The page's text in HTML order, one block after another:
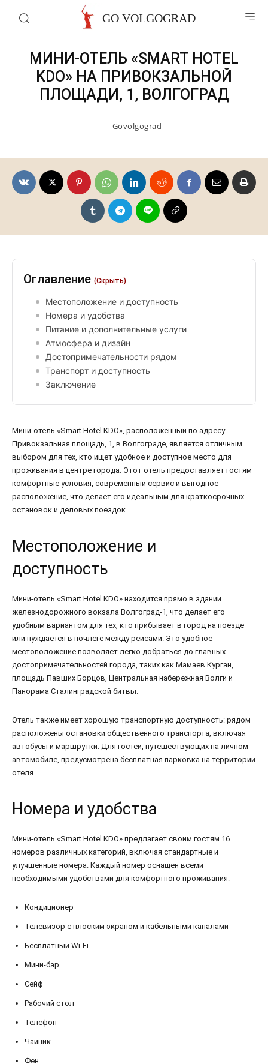
GO VOLGOGRAD
Отели волгограда
МИНИ-ОТЕЛЬ «SMART HOTEL
KDO» НА ПРИВОКЗАЛЬНОЙ
ПЛОЩАДИ, 1, ВОЛГОГРАД
Govolgograd
Оглавление (Скрыть)
Местоположение и доступность
Номера и удобства
Питание и дополнительные услуги
Атмосфера и дизайн
Достопримечательности рядом
Транспорт и доступность
Заключение
Мини-отель «Smart Hotel KDO», расположенный по адресу
Привокзальная площадь, 1, в Волгограде, является отличным
выбором для тех, кто ищет удобное и доступное место для
проживания в центре города. Этот отель предоставляет гостям
комфортные условия, современный сервис и выгодное
расположение, что делает его идеальным для краткосрочных
остановок и деловых поездок.
Местоположение и
доступность
Мини-отель «Smart Hotel KDO» находится прямо в здании
железнодорожного вокзала Волгоград-1, что делает его
удобным вариантом для тех, кто прибывает в город на поезде
или нуждается в ночлеге между рейсами. Это удобное
местоположение позволяет легко добраться до главных
достопримечательностей города, таких как Мамаев Курган,
площадь Павших Борцов, Центральная набережная Волги и
Панорама Сталинградской битвы.
Отель также имеет хорошую транспортную доступность: рядом
расположены остановки общественного транспорта, включая
автобусы и маршрутки. Для гостей, путешествующих на личном
автомобиле, предусмотрена бесплатная парковка на территории
отеля.
Номера и удобства
Мини-отель «Smart Hotel KDO» предлагает своим гостям 16
номеров различных категорий, включая стандартные и
улучшенные номера. Каждый номер оснащен всеми
необходимыми удобствами для комфортного проживания:
Кондиционер
Телевизор с плоским экраном и кабельными каналами
Бесплатный Wi-Fi
Мини-бар
Сейф
Рабочий стол
Телефон
Чайник
Фен